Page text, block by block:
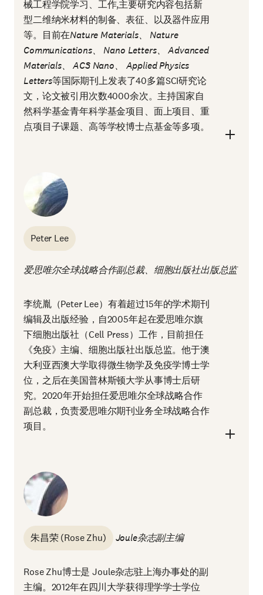
械工程学院学习、工作,主要研究内容包括新
型二维纳米材料的制备、表征、以及器件应用
等。目前在Nature Materials、 Nature
Communications、 Nano Letters、 Advanced
Materials、 ACS Nano、 Applied Physics
Letters等国际期刊上发表了40多篇SCI研究论
文，论文被引用次数4000余次。主持国家自
然科学基金青年科学基金项目、面上项目、重
点项目子课题、高等学校博士点基金等多项。
Peter Lee
爱思唯尔全球战略合作副总裁、细胞出版社出版总监
李统胤（Peter Lee）有着超过15年的学术期刊
编辑及出版经验，自2005年起在爱思唯尔旗
下细胞出版社（Cell Press）工作，目前担任
《免疫》主编、细胞出版社出版总监。他于澳
大利亚西澳大学取得微生物学及免疫学博士学
位，之后在美国普林斯顿大学从事博士后研
究。2020年开始担任爱思唯尔全球战略合作
副总裁，负责爱思唯尔期刊业务全球战略合作
项目。
朱昌荣 (Rose Zhu) Joule杂志副主编
Rose Zhu博士是 Joule杂志驻上海办事处的副
主编。2012年在四川大学获得理学学士学位